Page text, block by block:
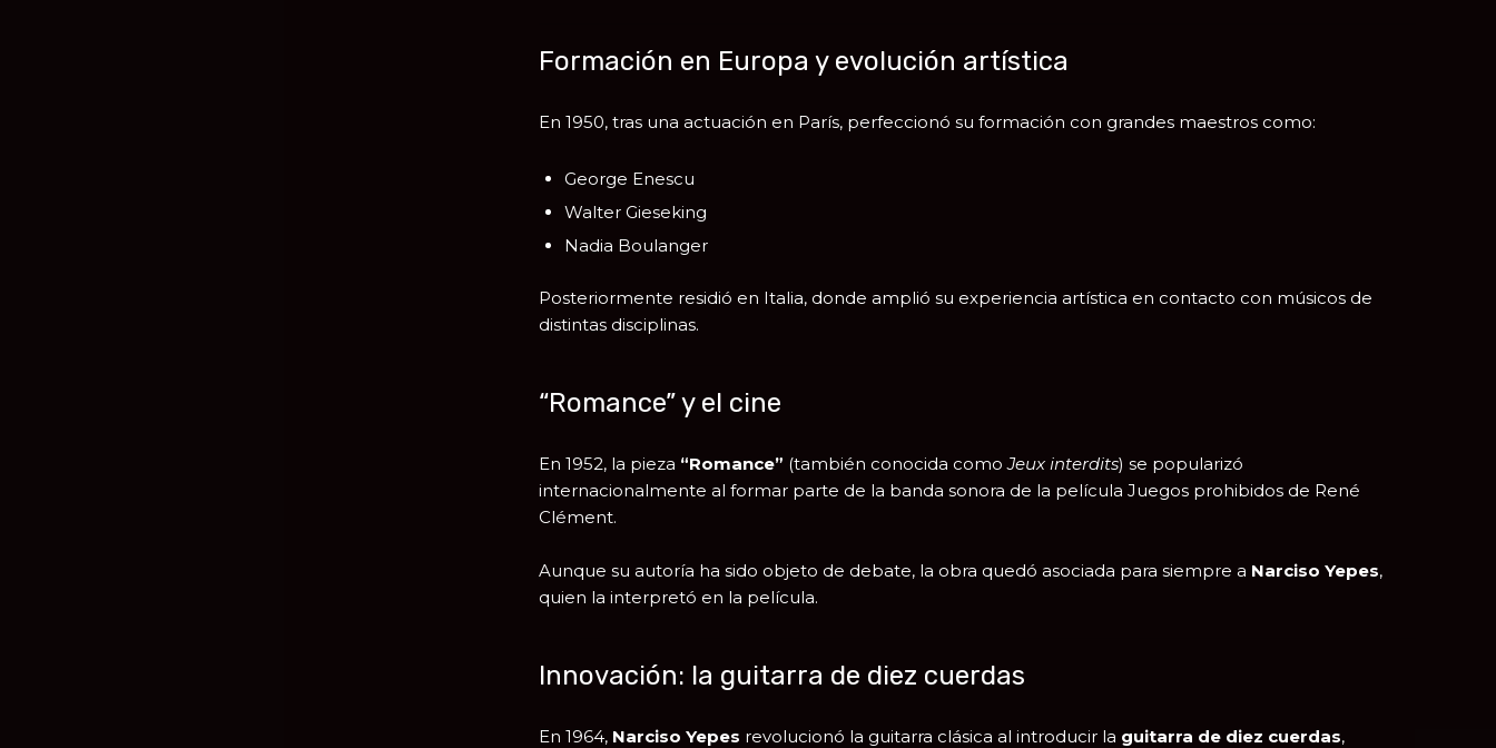
Formación en Europa y evolución artística
En 1950, tras una actuación en París, perfeccionó su formación con grandes maestros como:
George Enescu
Walter Gieseking
Nadia Boulanger
Posteriormente residió en Italia, donde amplió su experiencia artística en contacto con músicos de
distintas disciplinas.
“Romance” y el cine
En 1952, la pieza “Romance” (también conocida comoJeux interdits) se popularizó
internacionalmente al formar parte de la banda sonora de la película Juegos prohibidosde René
Clément.
Aunque su autoría ha sido objeto de debate, la obra quedó asociada para siempre a Narciso Yepes,
quien la interpretó en la película.
Innovación: la guitarra de diez cuerdas
En 1964, Narciso Yepes revolucionó la guitarra clásica al introducir la guitarra de diez cuerdas,